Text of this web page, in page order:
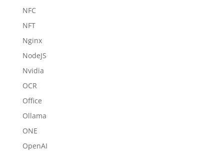
NFC
NFT
Nginx
NodeJS
Nvidia
OCR
Office
Ollama
ONE
OpenAI